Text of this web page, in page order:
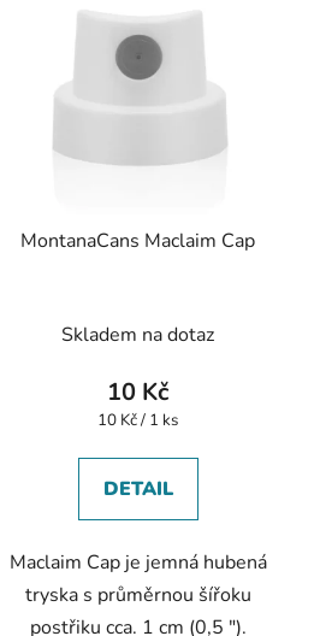
MontanaCans Maclaim Cap
Skladem na dotaz
10 Kč
Měrná
10 Kč / 1 ks
DETAIL
Maclaim Cap je jemná hubená
tryska s průměrnou šířoku
postřiku cca. 1 cm (0,5 ").